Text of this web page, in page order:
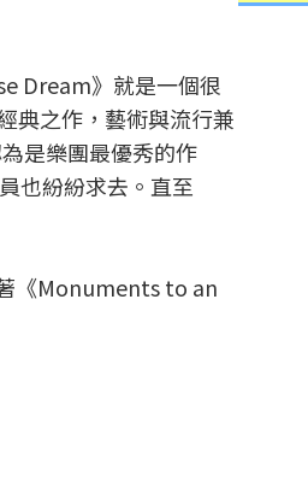
Dream》就是一個很
典之作，藝術與流行兼
是樂團最優秀的作
也紛紛求去。直至
《Monuments to an